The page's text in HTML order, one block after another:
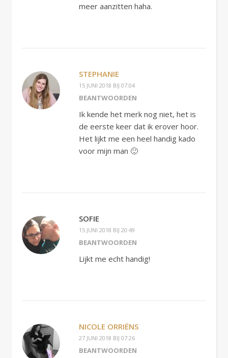
meer aanzitten haha.
STEPHANIE
15 JUNI 2018 BIJ 07:04
BEANTWOORDEN
Ik kende het merk nog niet, het is
de eerste keer dat ik erover hoor.
Het lijkt me een heel handig kado
voor mijn man 🙂
SOFIE
15 JUNI 2018 BIJ 20:49
BEANTWOORDEN
Lijkt me echt handig!
NICOLE ORRIËNS
27 JUNI 2018 BIJ 07:26
BEANTWOORDEN